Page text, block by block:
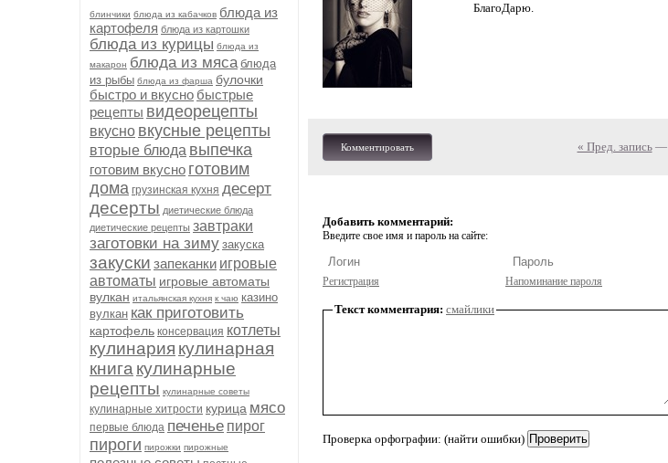
блинчики блюда из кабачков блюда из
картофеля блюда из картошки
блюда из курицы блюда из
макарон блюда из мяса блюда
из рыбы блюда из фарша булочки
быстро и вкусно быстрые
рецепты видеорецепты
вкусно вкусные рецепты
вторые блюда выпечка
готовим вкусно готовим
дома грузинская кухня десерт
десерты диетические блюда
диетические рецепты завтраки
заготовки на зиму закуска
закуски запеканки игровые
автоматы игровые автоматы
вулкан итальянская кухня к чаю казино
вулкан как приготовить
картофель консервация котлеты
кулинария кулинарная
книга кулинарные
рецепты кулинарные советы
кулинарные хитрости курица мясо
первые блюда печенье пирог
пироги пирожки пирожные
БлагоДарю.
Комментировать « Пред. запись—
Добавить комментарий:
Введите свое имя и пароль на сайте:
Регистрация Напоминание пароля
Текст комментария: смайлики
Проверка орфографии: (найти ошибки)